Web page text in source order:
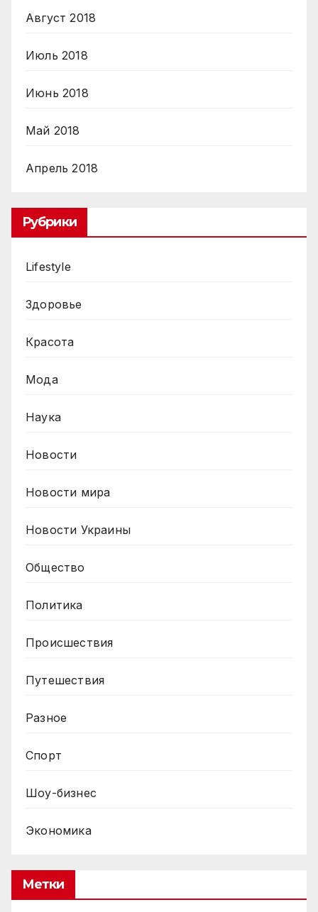
Август 2018
Июль 2018
Июнь 2018
Май 2018
Апрель 2018
Рубрики
Lifestyle
Здоровье
Красота
Мода
Наука
Новости
Новости мира
Новости Украины
Общество
Политика
Происшествия
Путешествия
Разное
Спорт
Шоу-бизнес
Экономика
Метки